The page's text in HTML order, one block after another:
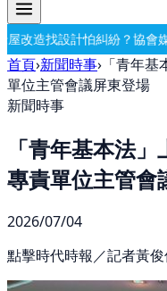
格設計師，設計有保障要開
首頁›新聞時事› 「青年
單位主管會議屏東登場
新聞時事
「青年基本法
專責單位主管會
2026/07/04
點擊時代時報／記者黃